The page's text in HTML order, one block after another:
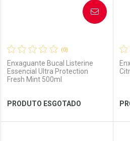
Ver Desconto Convênio
(0)
Enxaguante Bucal Listerine
Essencial Ultra Protection
Fresh Mint 500ml
PRODUTO ESGOTADO
AVISE-ME